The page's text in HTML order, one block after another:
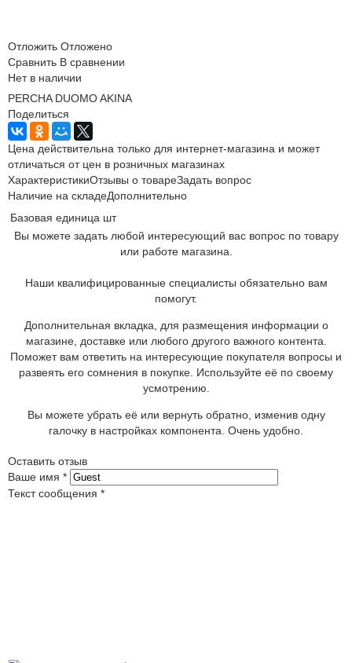
Отложить Отложено
Сравнить В сравнении
Нет в наличии
PERCHA DUOMO AKINA
Поделиться
Цена действительна только для интернет-магазина и может
отличаться от цен в розничных магазинах
ХарактеристикиОтзывы о товареЗадать вопрос
Наличие на складеДополнительно
Базовая единица шт
Вы можете задать любой интересующий вас вопрос по товару
или работе магазина.
Наши квалифицированные специалисты обязательно вам
помогут.
Дополнительная вкладка, для размещения информации о
магазине, доставке или любого другого важного контента.
Поможет вам ответить на интересующие покупателя вопросы и
развеять его сомнения в покупке. Используйте её по своему
усмотрению.
Вы можете убрать её или вернуть обратно, изменив одну
галочку в настройках компонента. Очень удобно.
Оставить отзыв
Ваше имя *
Текст сообщения *